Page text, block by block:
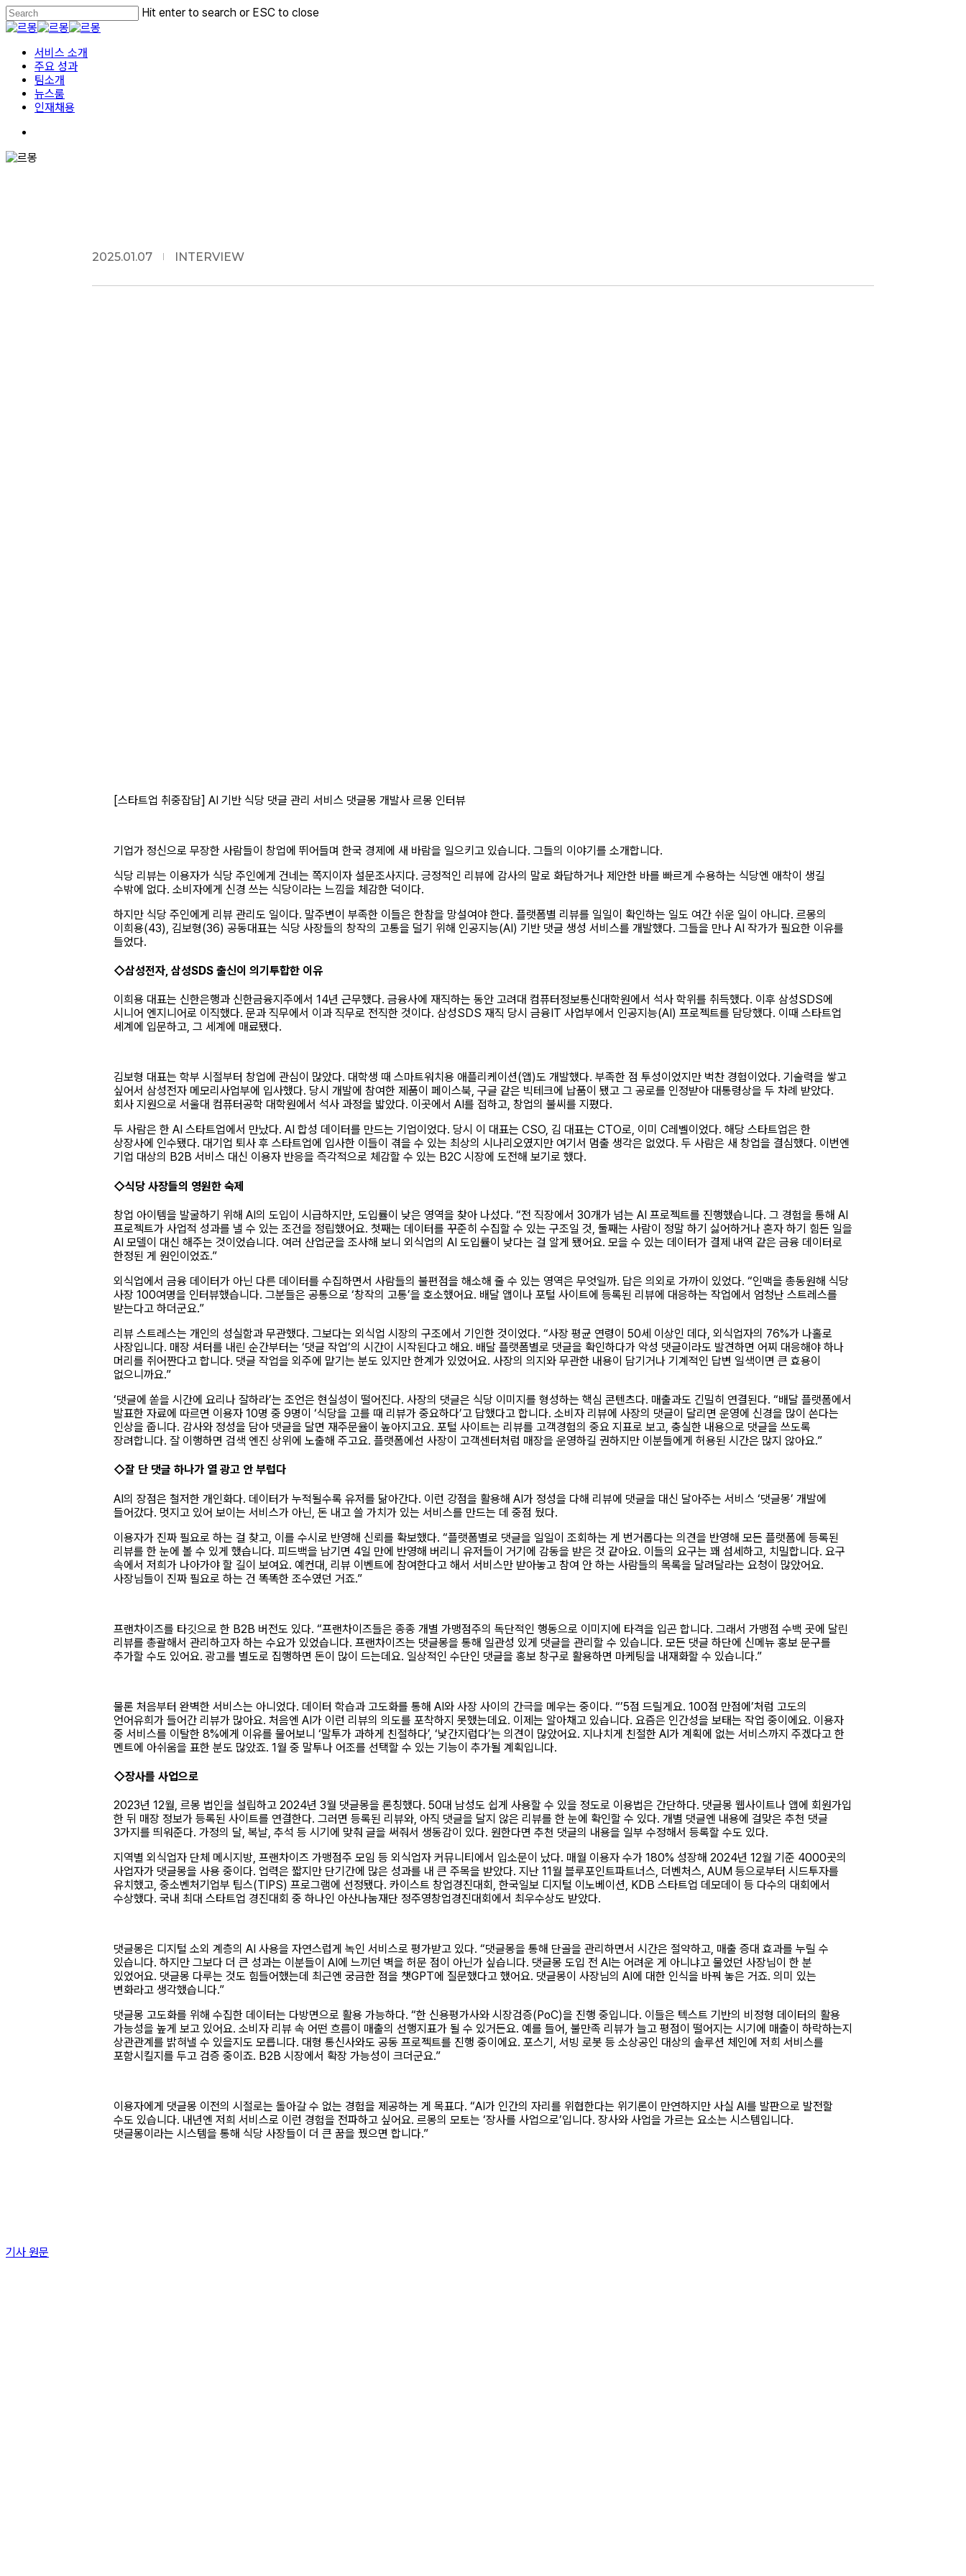
Skip
to
content
Hit enter to search or ESC to close
Close
Menu
서비스 소개
주요 성과
팀소개
뉴스룸
인재채용
2025.01.07 INTERVIEW
[스타트업 취중잡담] AI 기반 식당 댓글 관리 서비스 댓글몽 개발사 르몽 인터뷰
기업가 정신으로 무장한 사람들이 창업에 뛰어들며 한국 경제에 새 바람을 일으키고 있습니다. 그들의 이야기를 소개합니다.
식당 리뷰는 이용자가 식당 주인에게 건네는 쪽지이자 설문조사지다. 긍정적인 리뷰에 감사의 말로 화답하거나 제안한 바를 빠르게 수용하는 식당엔 애착이 생길
수밖에 없다. 소비자에게 신경 쓰는 식당이라는 느낌을 체감한 덕이다.
하지만 식당 주인에게 리뷰 관리도 일이다. 말주변이 부족한 이들은 한참을 망설여야 한다. 플랫폼별 리뷰를 일일이 확인하는 일도 여간 쉬운 일이 아니다. 르몽의
이희용(43), 김보형(36) 공동대표는 식당 사장들의 창작의 고통을 덜기 위해 인공지능(AI) 기반 댓글 생성 서비스를 개발했다. 그들을 만나 AI 작가가 필요한 이유를
들었다.
◇삼성전자, 삼성SDS 출신이 의기투합한 이유
이희용 대표는 신한은행과 신한금융지주에서 14년 근무했다. 금융사에 재직하는 동안 고려대 컴퓨터정보통신대학원에서 석사 학위를 취득했다. 이후 삼성SDS에
시니어 엔지니어로 이직했다. 문과 직무에서 이과 직무로 전직한 것이다. 삼성SDS 재직 당시 금융IT 사업부에서 인공지능(AI) 프로젝트를 담당했다. 이때 스타트업
세계에 입문하고, 그 세계에 매료됐다.
김보형 대표는 학부 시절부터 창업에 관심이 많았다. 대학생 때 스마트워치용 애플리케이션(앱)도 개발했다. 부족한 점 투성이었지만 벅찬 경험이었다. 기술력을 쌓고
싶어서 삼성전자 메모리사업부에 입사했다. 당시 개발에 참여한 제품이 페이스북, 구글 같은 빅테크에 납품이 됐고 그 공로를 인정받아 대통령상을 두 차례 받았다.
회사 지원으로 서울대 컴퓨터공학 대학원에서 석사 과정을 밟았다. 이곳에서 AI를 접하고, 창업의 불씨를 지폈다.
두 사람은 한 AI 스타트업에서 만났다. AI 합성 데이터를 만드는 기업이었다. 당시 이 대표는 CSO, 김 대표는 CTO로, 이미 C레벨이었다. 해당 스타트업은 한
상장사에 인수됐다. 대기업 퇴사 후 스타트업에 입사한 이들이 겪을 수 있는 최상의 시나리오였지만 여기서 멈출 생각은 없었다. 두 사람은 새 창업을 결심했다. 이번엔
기업 대상의 B2B 서비스 대신 이용자 반응을 즉각적으로 체감할 수 있는 B2C 시장에 도전해 보기로 했다.
◇식당 사장들의 영원한 숙제
창업 아이템을 발굴하기 위해 AI의 도입이 시급하지만, 도입률이 낮은 영역을 찾아 나섰다. “전 직장에서 30개가 넘는 AI 프로젝트를 진행했습니다. 그 경험을 통해 AI
프로젝트가 사업적 성과를 낼 수 있는 조건을 정립했어요. 첫째는 데이터를 꾸준히 수집할 수 있는 구조일 것, 둘째는 사람이 정말 하기 싫어하거나 혼자 하기 힘든 일을
AI 모델이 대신 해주는 것이었습니다. 여러 산업군을 조사해 보니 외식업의 AI 도입률이 낮다는 걸 알게 됐어요. 모을 수 있는 데이터가 결제 내역 같은 금융 데이터로
한정된 게 원인이었죠.”
외식업에서 금융 데이터가 아닌 다른 데이터를 수집하면서 사람들의 불편점을 해소해 줄 수 있는 영역은 무엇일까. 답은 의외로 가까이 있었다. “인맥을 총동원해 식당
사장 100여명을 인터뷰했습니다. 그분들은 공통으로 ‘창작의 고통’을 호소했어요. 배달 앱이나 포털 사이트에 등록된 리뷰에 대응하는 작업에서 엄청난 스트레스를
받는다고 하더군요.”
리뷰 스트레스는 개인의 성실함과 무관했다. 그보다는 외식업 시장의 구조에서 기인한 것이었다. “사장 평균 연령이 50세 이상인 데다, 외식업자의 76%가 나홀로
사장입니다. 매장 셔터를 내린 순간부터는 ‘댓글 작업’의 시간이 시작된다고 해요. 배달 플랫폼별로 댓글을 확인하다가 악성 댓글이라도 발견하면 어찌 대응해야 하나
머리를 쥐어짠다고 합니다. 댓글 작업을 외주에 맡기는 분도 있지만 한계가 있었어요. 사장의 의지와 무관한 내용이 담기거나 기계적인 답변 일색이면 큰 효용이
없으니까요.”
‘댓글에 쏟을 시간에 요리나 잘하라’는 조언은 현실성이 떨어진다. 사장의 댓글은 식당 이미지를 형성하는 핵심 콘텐츠다. 매출과도 긴밀히 연결된다. “배달 플랫폼에서
발표한 자료에 따르면 이용자 10명 중 9명이 ‘식당을 고를 때 리뷰가 중요하다’고 답했다고 합니다. 소비자 리뷰에 사장의 댓글이 달리면 운영에 신경을 많이 쓴다는
인상을 줍니다. 감사와 정성을 담아 댓글을 달면 재주문율이 높아지고요. 포털 사이트는 리뷰를 고객경험의 중요 지표로 보고, 충실한 내용으로 댓글을 쓰도록
장려합니다. 잘 이행하면 검색 엔진 상위에 노출해 주고요. 플랫폼에선 사장이 고객센터처럼 매장을 운영하길 권하지만 이분들에게 허용된 시간은 많지 않아요.”
◇잘 단 댓글 하나가 열 광고 안 부럽다
AI의 장점은 철저한 개인화다. 데이터가 누적될수록 유저를 닮아간다. 이런 강점을 활용해 AI가 정성을 다해 리뷰에 댓글을 대신 달아주는 서비스 ‘댓글몽’ 개발에
들어갔다. 멋지고 있어 보이는 서비스가 아닌, 돈 내고 쓸 가치가 있는 서비스를 만드는 데 중점 뒀다.
이용자가 진짜 필요로 하는 걸 찾고, 이를 수시로 반영해 신뢰를 확보했다. “플랫폼별로 댓글을 일일이 조회하는 게 번거롭다는 의견을 반영해 모든 플랫폼에 등록된
리뷰를 한 눈에 볼 수 있게 했습니다. 피드백을 남기면 4일 만에 반영해 버리니 유저들이 거기에 감동을 받은 것 같아요. 이들의 요구는 꽤 섬세하고, 치밀합니다. 요구
속에서 저희가 나아가야 할 길이 보여요. 예컨대, 리뷰 이벤트에 참여한다고 해서 서비스만 받아놓고 참여 안 하는 사람들의 목록을 달려달라는 요청이 많았어요.
사장님들이 진짜 필요로 하는 건 똑똑한 조수였던 거죠.”
프랜차이즈를 타깃으로 한 B2B 버전도 있다. “프랜차이즈들은 종종 개별 가맹점주의 독단적인 행동으로 이미지에 타격을 입곤 합니다. 그래서 가맹점 수백 곳에 달린
리뷰를 총괄해서 관리하고자 하는 수요가 있었습니다. 프랜차이즈는 댓글몽을 통해 일관성 있게 댓글을 관리할 수 있습니다. 모든 댓글 하단에 신메뉴 홍보 문구를
추가할 수도 있어요. 광고를 별도로 집행하면 돈이 많이 드는데요. 일상적인 수단인 댓글을 홍보 창구로 활용하면 마케팅을 내재화할 수 있습니다.”
물론 처음부터 완벽한 서비스는 아니었다. 데이터 학습과 고도화를 통해 AI와 사장 사이의 간극을 메우는 중이다. “’5점 드릴게요. 100점 만점에’처럼 고도의
언어유희가 들어간 리뷰가 많아요. 처음엔 AI가 이런 리뷰의 의도를 포착하지 못했는데요. 이제는 알아채고 있습니다. 요즘은 인간성을 보태는 작업 중이에요. 이용자
중 서비스를 이탈한 8%에게 이유를 물어보니 ‘말투가 과하게 친절하다’, ‘낯간지럽다’는 의견이 많았어요. 지나치게 친절한 AI가 계획에 없는 서비스까지 주겠다고 한
멘트에 아쉬움을 표한 분도 많았죠. 1월 중 말투나 어조를 선택할 수 있는 기능이 추가될 계획입니다.
◇장사를 사업으로
2023년 12월, 르몽 법인을 설립하고 2024년 3월 댓글몽을 론칭했다. 50대 남성도 쉽게 사용할 수 있을 정도로 이용법은 간단하다. 댓글몽 웹사이트나 앱에 회원가입
한 뒤 매장 정보가 등록된 사이트를 연결한다. 그러면 등록된 리뷰와, 아직 댓글을 달지 않은 리뷰를 한 눈에 확인할 수 있다. 개별 댓글엔 내용에 걸맞은 추천 댓글
3가지를 띄워준다. 가정의 달, 복날, 추석 등 시기에 맞춰 글을 써줘서 생동감이 있다. 원한다면 추천 댓글의 내용을 일부 수정해서 등록할 수도 있다.
지역별 외식업자 단체 메시지방, 프랜차이즈 가맹점주 모임 등 외식업자 커뮤니티에서 입소문이 났다. 매월 이용자 수가 180% 성장해 2024년 12월 기준 4000곳의
사업자가 댓글몽을 사용 중이다. 업력은 짧지만 단기간에 많은 성과를 내 큰 주목을 받았다. 지난 11월 블루포인트파트너스, 더벤처스, AUM 등으로부터 시드투자를
유치했고, 중소벤처기업부 팁스(TIPS) 프로그램에 선정됐다. 카이스트 창업경진대회, 한국일보 디지털 이노베이션, KDB 스타트업 데모데이 등 다수의 대회에서
수상했다. 국내 최대 스타트업 경진대회 중 하나인 아산나눔재단 정주영창업경진대회에서 최우수상도 받았다.
댓글몽은 디지털 소외 계층의 AI 사용을 자연스럽게 녹인 서비스로 평가받고 있다. “댓글몽을 통해 단골을 관리하면서 시간은 절약하고, 매출 증대 효과를 누릴 수
있습니다. 하지만 그보다 더 큰 성과는 이분들이 AI에 느끼던 벽을 허문 점이 아닌가 싶습니다. 댓글몽 도입 전 AI는 어려운 게 아니냐고 물었던 사장님이 한 분
있었어요. 댓글몽 다루는 것도 힘들어했는데 최근엔 궁금한 점을 챗GPT에 질문했다고 했어요. 댓글몽이 사장님의 AI에 대한 인식을 바꿔 놓은 거죠. 의미 있는
변화라고 생각했습니다.”
댓글몽 고도화를 위해 수집한 데이터는 다방면으로 활용 가능하다. “한 신용평가사와 시장검증(PoC)을 진행 중입니다. 이들은 텍스트 기반의 비정형 데이터의 활용
가능성을 높게 보고 있어요. 소비자 리뷰 속 어떤 흐름이 매출의 선행지표가 될 수 있거든요. 예를 들어, 불만족 리뷰가 늘고 평점이 떨어지는 시기에 매출이 하락하는지
상관관계를 밝혀낼 수 있을지도 모릅니다. 대형 통신사와도 공동 프로젝트를 진행 중이에요. 포스기, 서빙 로봇 등 소상공인 대상의 솔루션 체인에 저희 서비스를
포함시킬지를 두고 검증 중이죠. B2B 시장에서 확장 가능성이 크더군요.”
이용자에게 댓글몽 이전의 시절로는 돌아갈 수 없는 경험을 제공하는 게 목표다. “AI가 인간의 자리를 위협한다는 위기론이 만연하지만 사실 AI를 발판으로 발전할
수도 있습니다. 내년엔 저희 서비스로 이런 경험을 전파하고 싶어요. 르몽의 모토는 ‘장사를 사업으로’입니다. 장사와 사업을 가르는 요소는 시스템입니다.
댓글몽이라는 시스템을 통해 식당 사장들이 더 큰 꿈을 꿨으면 합니다.”
기사 원문